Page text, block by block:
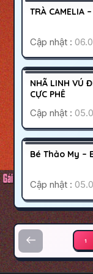
HOẠT ĐỘNG
TRÀ CAMELIA
Cập nhật :
HOẠT ĐỘNG
NHÃ LINH VÚ
CỰC PHÊ
Cập nhật :
HOẠT ĐỘNG
Bé Thảo My –
Cập nhật :
Phân trang bài viết
1